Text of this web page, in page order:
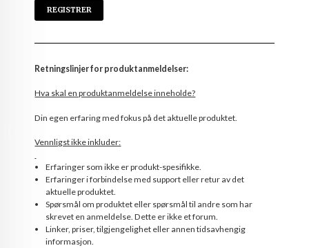
Retningslinjer for produktanmeldelser:
Hva skal en produktanmeldelse inneholde?
Din egen erfaring med fokus på det aktuelle produktet.
Vennligst ikke inkluder:
Erfaringer som ikke er produkt-spesifikke.
Erfaringer i forbindelse med support eller retur av det
aktuelle produktet.
Spørsmål om produktet eller spørsmål til andre som har
skrevet en anmeldelse. Dette er ikke et forum.
Linker, priser, tilgjengelighet eller annen tidsavhengig
informasjon.